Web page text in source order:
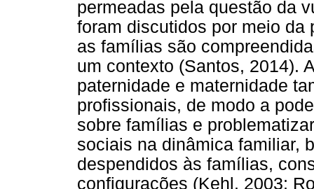
permeadas pela questão da
foram discutidos por meio
as famílias são
um contexto (Santos, 2014).
paternidade e maternidade
profissionais, de modo a
sobre famílias e
sociais na dinâmica familiar,
despendidos às famílias,
configurações (Kehl, 2003;